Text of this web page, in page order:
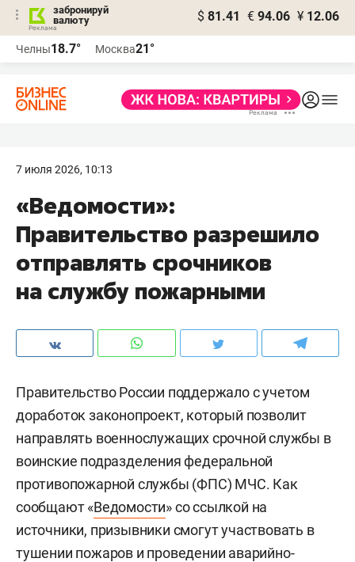
забронируй
валюту
$ 81.41 € 94.06 ¥ 12.06
Челны18.7° Москва21°
7 июля 2026, 10:13
«Ведомости»:
Правительство разрешило
отправлять срочников
на службу пожарными
Правительство России поддержало с учетом
доработок законопроект, который позволит
направлять военнослужащих срочной службы в
воинские подразделения федеральной
противопожарной службы (ФПС) МЧС. Как
сообщают «Ведомости» со ссылкой на
источники, призывники смогут участвовать в
тушении пожаров и проведении аварийно-